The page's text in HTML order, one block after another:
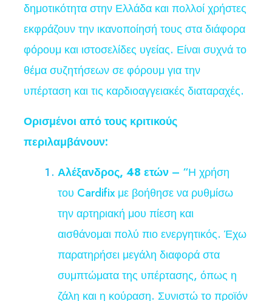
δημοτικότητα στην Ελλάδα και πολλοί χρήστες
εκφράζουν την ικανοποίησή τους στα διάφορα
φόρουμ και ιστοσελίδες υγείας. Είναι συχνά το
θέμα συζητήσεων σε φόρουμ για την
υπέρταση και τις καρδιοαγγειακές διαταραχές.
Ορισμένοι από τους κριτικούς
περιλαμβάνουν:
Αλέξανδρος, 48 ετών – “Η χρήση
του Cardifix με βοήθησε να ρυθμίσω
την αρτηριακή μου πίεση και
αισθάνομαι πολύ πιο ενεργητικός. Έχω
παρατηρήσει μεγάλη διαφορά στα
συμπτώματα της υπέρτασης, όπως η
ζάλη και η κούραση. Συνιστώ το προϊόν